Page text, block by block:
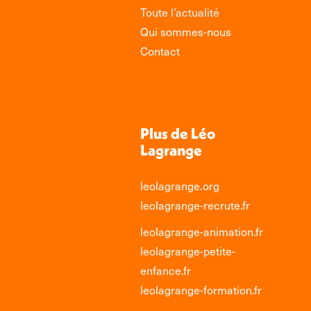
Toute l’actualité
Qui sommes-nous
Contact
Plus de Léo
Lagrange
leolagrange.org
leolagrange-recrute.fr
leolagrange-animation.fr
leolagrange-petite-
enfance.fr
leolagrange-formation.fr